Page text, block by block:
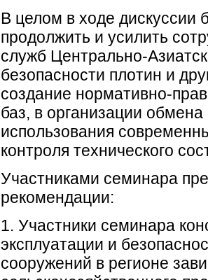
В целом в ходе дискуссии
продолжить и усилить
служб Центрально-
безопасности плотин и
создание нормативно-
баз, в организации
использования
контроля технического
Участниками семинара
рекомендации:
1. Участники семинара
эксплуатации и
сооружений в регионе